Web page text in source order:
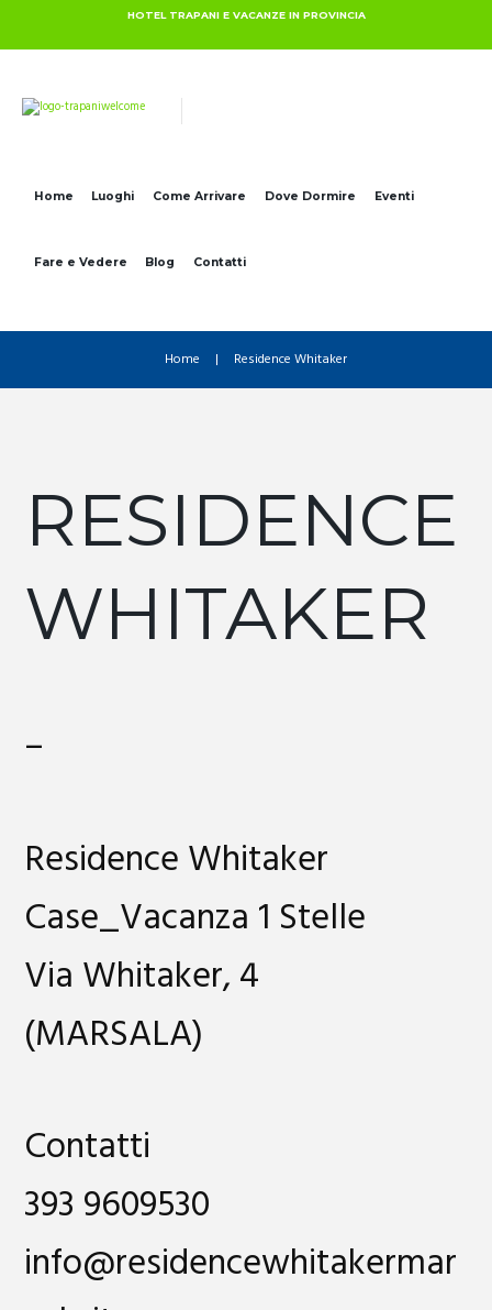
HOTEL TRAPANI E VACANZE IN PROVINCIA
Home Luoghi Come Arrivare Dove Dormire Eventi
Fare e Vedere Blog Contatti
Home Residence Whitaker
RESIDENCE
WHITAKER
–
Residence Whitaker
Case_Vacanza 1 Stelle
Via Whitaker, 4
(MARSALA)
Contatti
393 9609530
info@residencewhitakermar